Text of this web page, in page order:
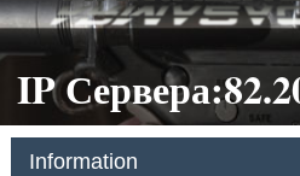
IP
Information